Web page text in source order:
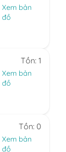
Xem bản
đồ
Tồn: 1
Xem bản
đồ
Tồn: 0
Xem bản
đồ